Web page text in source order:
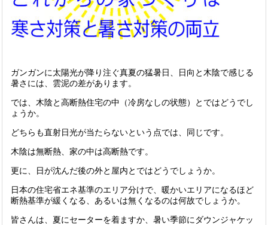
ガンガンに太陽光が降り注ぐ真夏の猛暑日、日向と木陰で感じる
暑さには、雲泥の差があります。
では、木陰と高断熱住宅の中（冷房なしの状態）とではどうでし
ょうか。
どちらも直射日光が当たらないという点では、同じです。
木陰は無断熱、家の中は高断熱です。
更に、日が沈んだ後の外と屋内とではどうでしょうか。
日本の住宅省エネ基準のエリア分けで、暖かいエリアになるほど
断熱基準が緩くなる、あるいは無くなるのは何故でしょうか。
皆さんは、夏にセーターを着ますか、暑い季節にダウンジャケッ